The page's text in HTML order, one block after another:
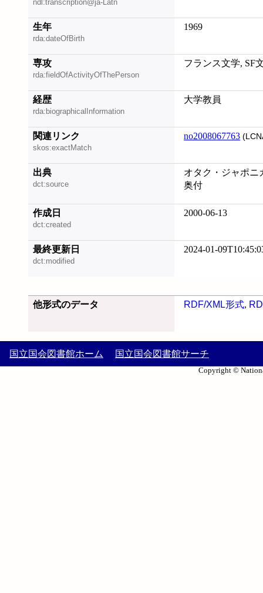
ndl:transcription@ja-Latn
生年
rda:dateOfBirth
1969
専攻
rda:fieldOfActivityOfThePerson
フランス文学, SF
経歴
rda:biographicalInformation
大学教員
関連リンク
skos:exactMatch
no2008067763
出典
dct:source
オタク・ジャポニ
奥付
作成日
dct:created
2000-06-13
最終更新日
dct:modified
2024-01-
他形式のデータ RDF/XML形式,
国立国会図書館ホーム 国立国会図書館サーチ
Copyright ©